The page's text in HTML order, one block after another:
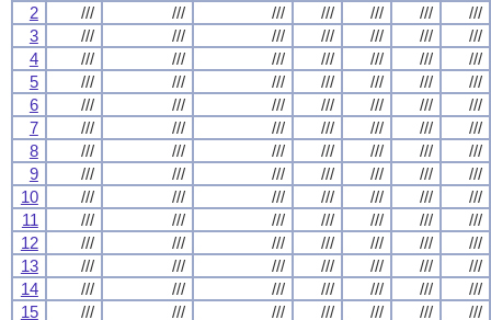
2
/// /// /// /// /// ///
///
3
/// /// /// /// /// ///
///
4
/// /// /// /// /// ///
///
5
/// /// /// /// /// ///
///
6
/// /// /// /// /// ///
///
7
/// /// /// /// /// ///
///
8
/// /// /// /// /// ///
///
9
/// /// /// /// /// ///
///
10
/// /// /// /// /// ///
///
11
/// /// /// /// /// ///
///
12
/// /// /// /// /// ///
///
13
/// /// /// /// /// ///
///
14
/// /// /// /// /// ///
///
15
/// /// /// /// /// ///
///